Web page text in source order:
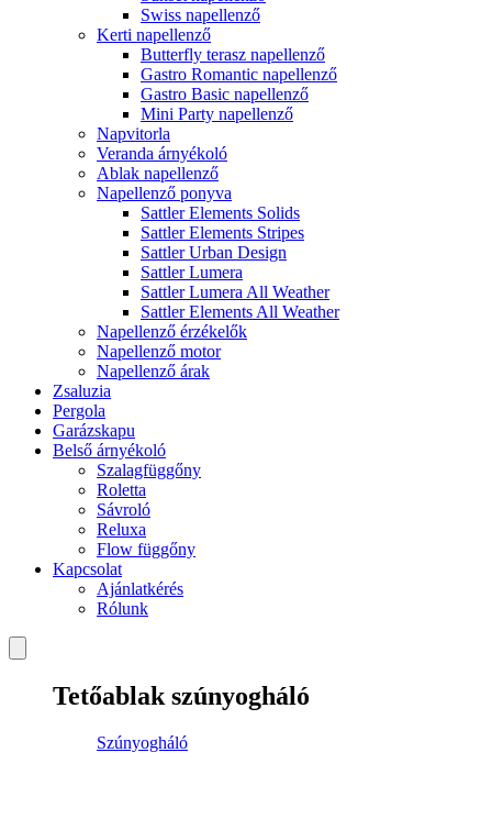
Swiss napellenző
Kerti napellenző
Butterfly terasz napellenző
Gastro Romantic napellenző
Gastro Basic napellenző
Mini Party napellenző
Napvitorla
Veranda árnyékoló
Ablak napellenző
Napellenző ponyva
Sattler Elements Solids
Sattler Elements Stripes
Sattler Urban Design
Sattler Lumera
Sattler Lumera All Weather
Sattler Elements All Weather
Napellenző érzékelők
Napellenző motor
Napellenző árak
Zsaluzia
Pergola
Garázskapu
Belső árnyékoló
Szalagfüggőny
Roletta
Sávroló
Reluxa
Flow függőny
Kapcsolat
Ajánlatkérés
Rólunk
Tetőablak szúnyogháló
Szúnyogháló